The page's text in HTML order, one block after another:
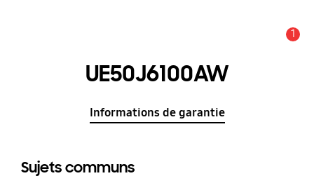
1
UE50J6100AW
Informations de garantie
Sujets communs